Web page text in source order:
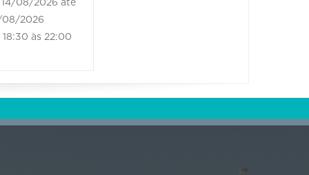
14/08/2026 até
08/2026
às 22:00